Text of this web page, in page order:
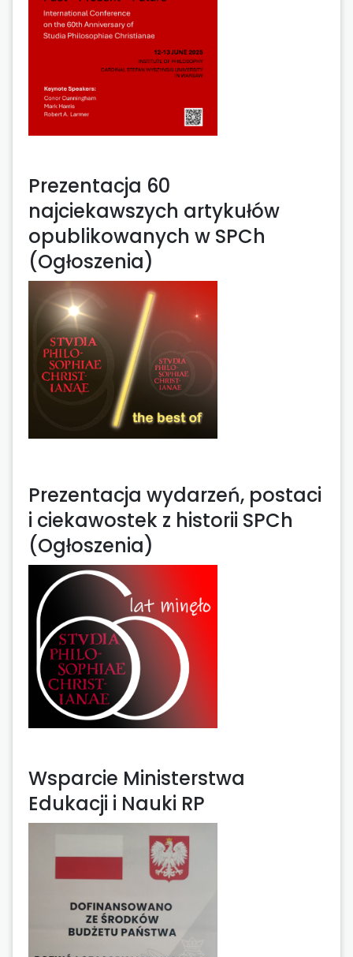
Prezentacja 60
najciekawszych artykułów
opublikowanych w SPCh
(Ogłoszenia)
Prezentacja wydarzeń, postaci
i ciekawostek z historii SPCh
(Ogłoszenia)
Wsparcie Ministerstwa
Edukacji i Nauki RP